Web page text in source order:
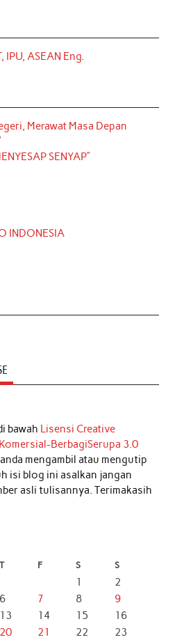
IPU, ASEAN Eng.
Merawat Masa Depan
SENYAP”
INDONESIA
bawah Lisensi Creative
BerbagiSerupa 3.0
mengambil atau mengutip
isi blog ini asalkan jangan
asli tulisannya. Terimakasih
T F S S
1
2
6 7 8
9
13 14 15
16
20 21 22
23